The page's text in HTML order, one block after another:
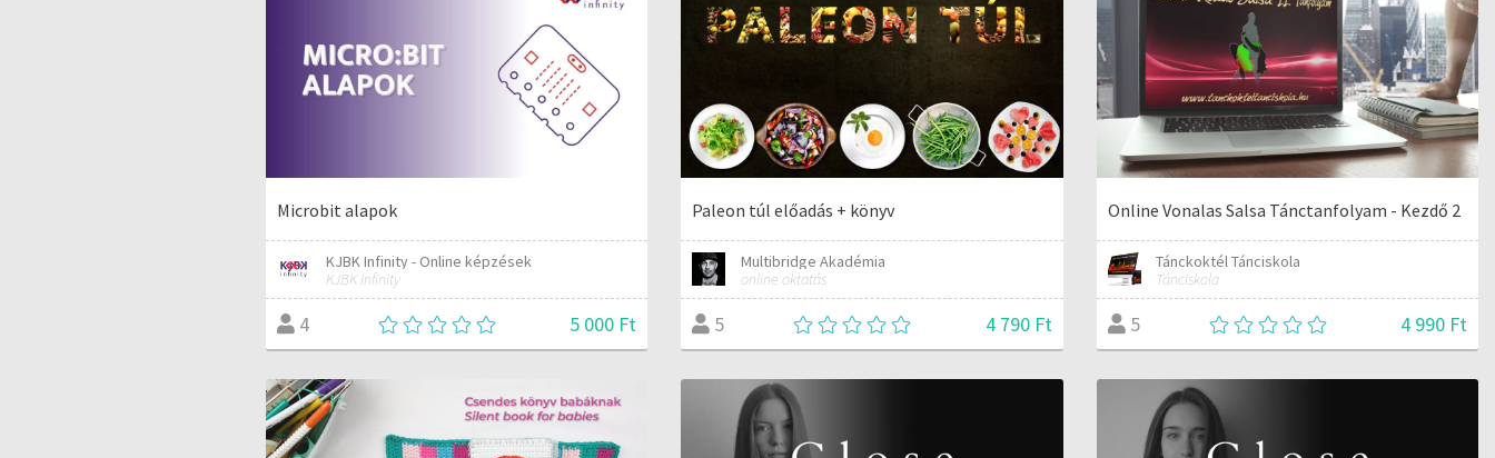
Microbit alapok
KJBK Infinity - Online képzések
KJBK Infinity
4 5 000 Ft
Paleon túl előadás + könyv
Multibridge Akadémia
online oktatás
5 4 790 Ft
Online Vonalas Salsa Tánctanfolyam - Kezdő 2
Tánckoktél Tánciskola
Tánciskola
5 4 990 Ft